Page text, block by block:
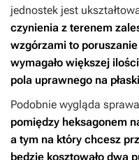
jednostek jest
czynienia z terenem
wzgórzami to
wymagało większej
pola uprawnego na
Podobnie wygląda
pomiędzy heksagonem
a tym na który chcesz
będzie kosztowało dwa